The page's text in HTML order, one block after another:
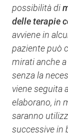
possibilità di
delle terapie
avviene in
paziente può
mirati anche
senza la
viene seguita
elaborano, in
saranno
successive in